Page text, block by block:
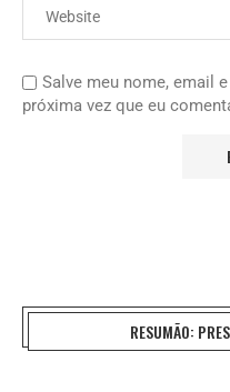
Salve meu nome, email
próxima vez que eu
RESUMÃO: